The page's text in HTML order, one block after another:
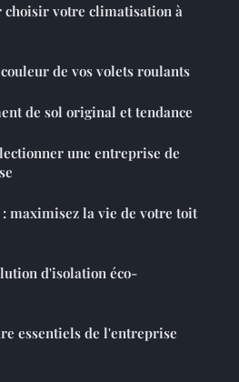
votre climatisation à
de vos volets roulants
de sol original et tendance
une entreprise de
maximisez la vie de votre toit
d'isolation éco-
essentiels de l'entreprise